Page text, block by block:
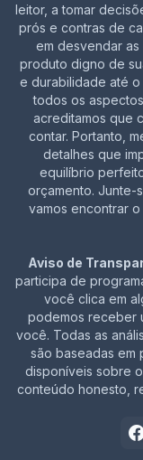
leitor, a tomar
prós e contras de
em desvendar as
produto digno de
e durabilidade até
todos os
acreditamos que
contar. Portanto,
detalhes que
equilíbrio
orçamento. Junte-
vamos encontrar
Aviso de
participa de
você clica em
podemos receber
você. Todas as
são baseadas em
disponíveis sobre
conteúdo honesto,